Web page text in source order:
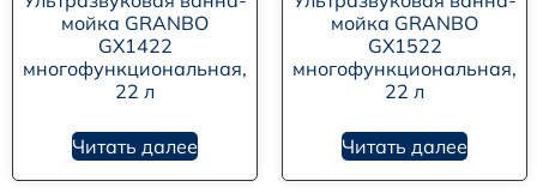
мойка GRANBO
GX1422
многофункциональная,
22 л
Читать далее
мойка GRANBO
GX1522
многофункциональная,
22 л
Читать далее